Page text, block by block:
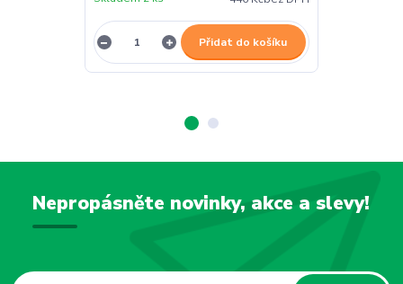
Přidat do košíku
Nepropásněte novinky, akce a slevy!